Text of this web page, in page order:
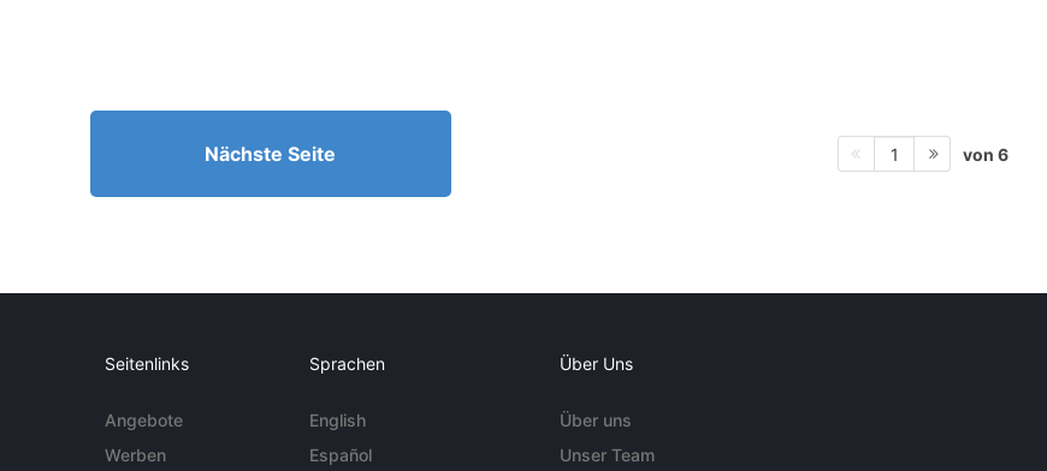
Nächste Seite 1 von 6
Seitenlinks
Angebote
Werben
Sprachen
English
Español
Über Uns
Über uns
Unser Team